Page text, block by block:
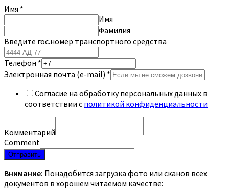
Имя *
Имя
Фамилия
Введите гос.номер транспортного средства
Телефон *
Электронная почта (e-mail) *
Согласие на обработку персональных данных в
соответствии с политикой конфиденциальности
Комментарий
Comment
Отправить
Внимание: Понадобится загрузка фото или сканов всех
документов в хорошем читаемом качестве: